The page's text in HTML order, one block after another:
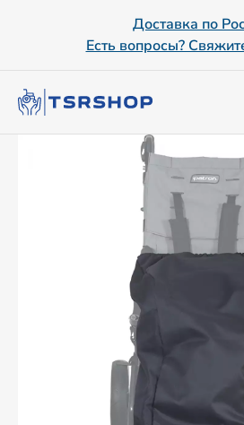
Доставка по
Есть вопросы?